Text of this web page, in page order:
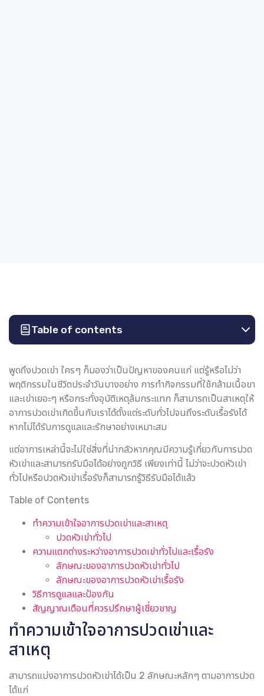
Table of contents
พูดถึงปวดเข่า ใครๆ ก็มองว่าเป็นปัญหาของคนแก่ แต่รู้หรือไม่ว่า
พฤติกรรมในชีวิตประจำวันบางอย่าง การทำกิจกรรมที่ใช้กล้ามเนื้อขา
และเข่าเยอะๆ หรือกระทั่งอุบัติเหตุล้มกระแทก ก็สามารถเป็นสาเหตุให้
อาการปวดเข่าเกิดขึ้นกับเราได้ตั้งแต่ระดับทั่วไปจนถึงระดับเรื้อรังได้
หากไม่ได้รับการดูแลและรักษาอย่างเหมาะสม
แต่อาการเหล่านี้จะไม่ใช่สิ่งที่น่ากลัวหากคุณมีความรู้เกี่ยวกับการปวด
หัวเข่าและสามารถรับมือได้อย่างถูกวิธี เพียงเท่านี้ ไม่ว่าจะปวดหัวเข่า
ทั่วไปหรือปวดหัวเข่าเรื้อรังก็สามารถรู้วิธีรับมือได้แล้ว
Table of Contents
ทำความเข้าใจอาการปวดเข่าและสาเหตุ
ปวดหัวเข่าทั่วไป
ความแตกต่างระหว่างอาการปวดเข่าทั่วไปและเรื้อรัง
ลักษณะของอาการปวดหัวเข่าทั่วไป
ลักษณะของอาการปวดหัวเข่าเรื้อรัง
วิธีการดูแลและป้องกัน
สัญญาณเตือนที่ควรปรึกษาผู้เชี่ยวชาญ
ทำความเข้าใจอาการปวดเข่าและ
สาเหตุ
สามารถแบ่งอาการปวดหัวเข่าได้เป็น 2 ลักษณะหลักๆ ตามอาการปวด
ได้แก่